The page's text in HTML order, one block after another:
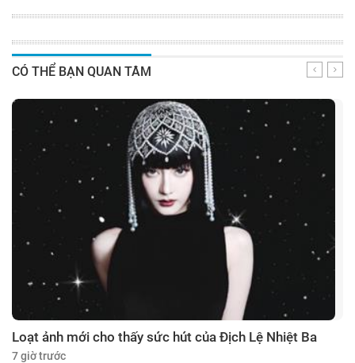
CÓ THỂ BẠN QUAN TÂM
Loạt ảnh mới cho thấy sức hút của Địch Lệ Nhiệt Ba
7 giờ trước